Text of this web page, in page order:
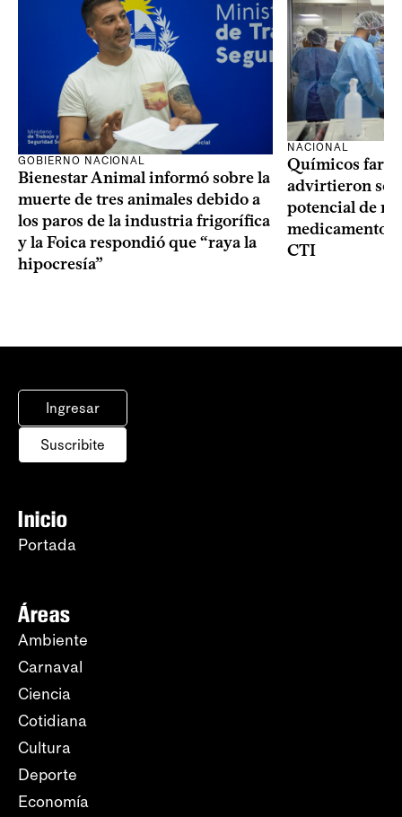
GOBIERNO NACIONAL
Bienestar Animal informó sobre la
muerte de tres animales debido a
los paros de la industria frigorífica
y la Foica respondió que “raya la
hipocresía”
NACIONAL
Químicos
advirtieron
potencial de
medicamentos
CTI
Ingresar
Suscribite
Inicio
Portada
Áreas
Ambiente
Carnaval
Ciencia
Cotidiana
Cultura
Deporte
Economía